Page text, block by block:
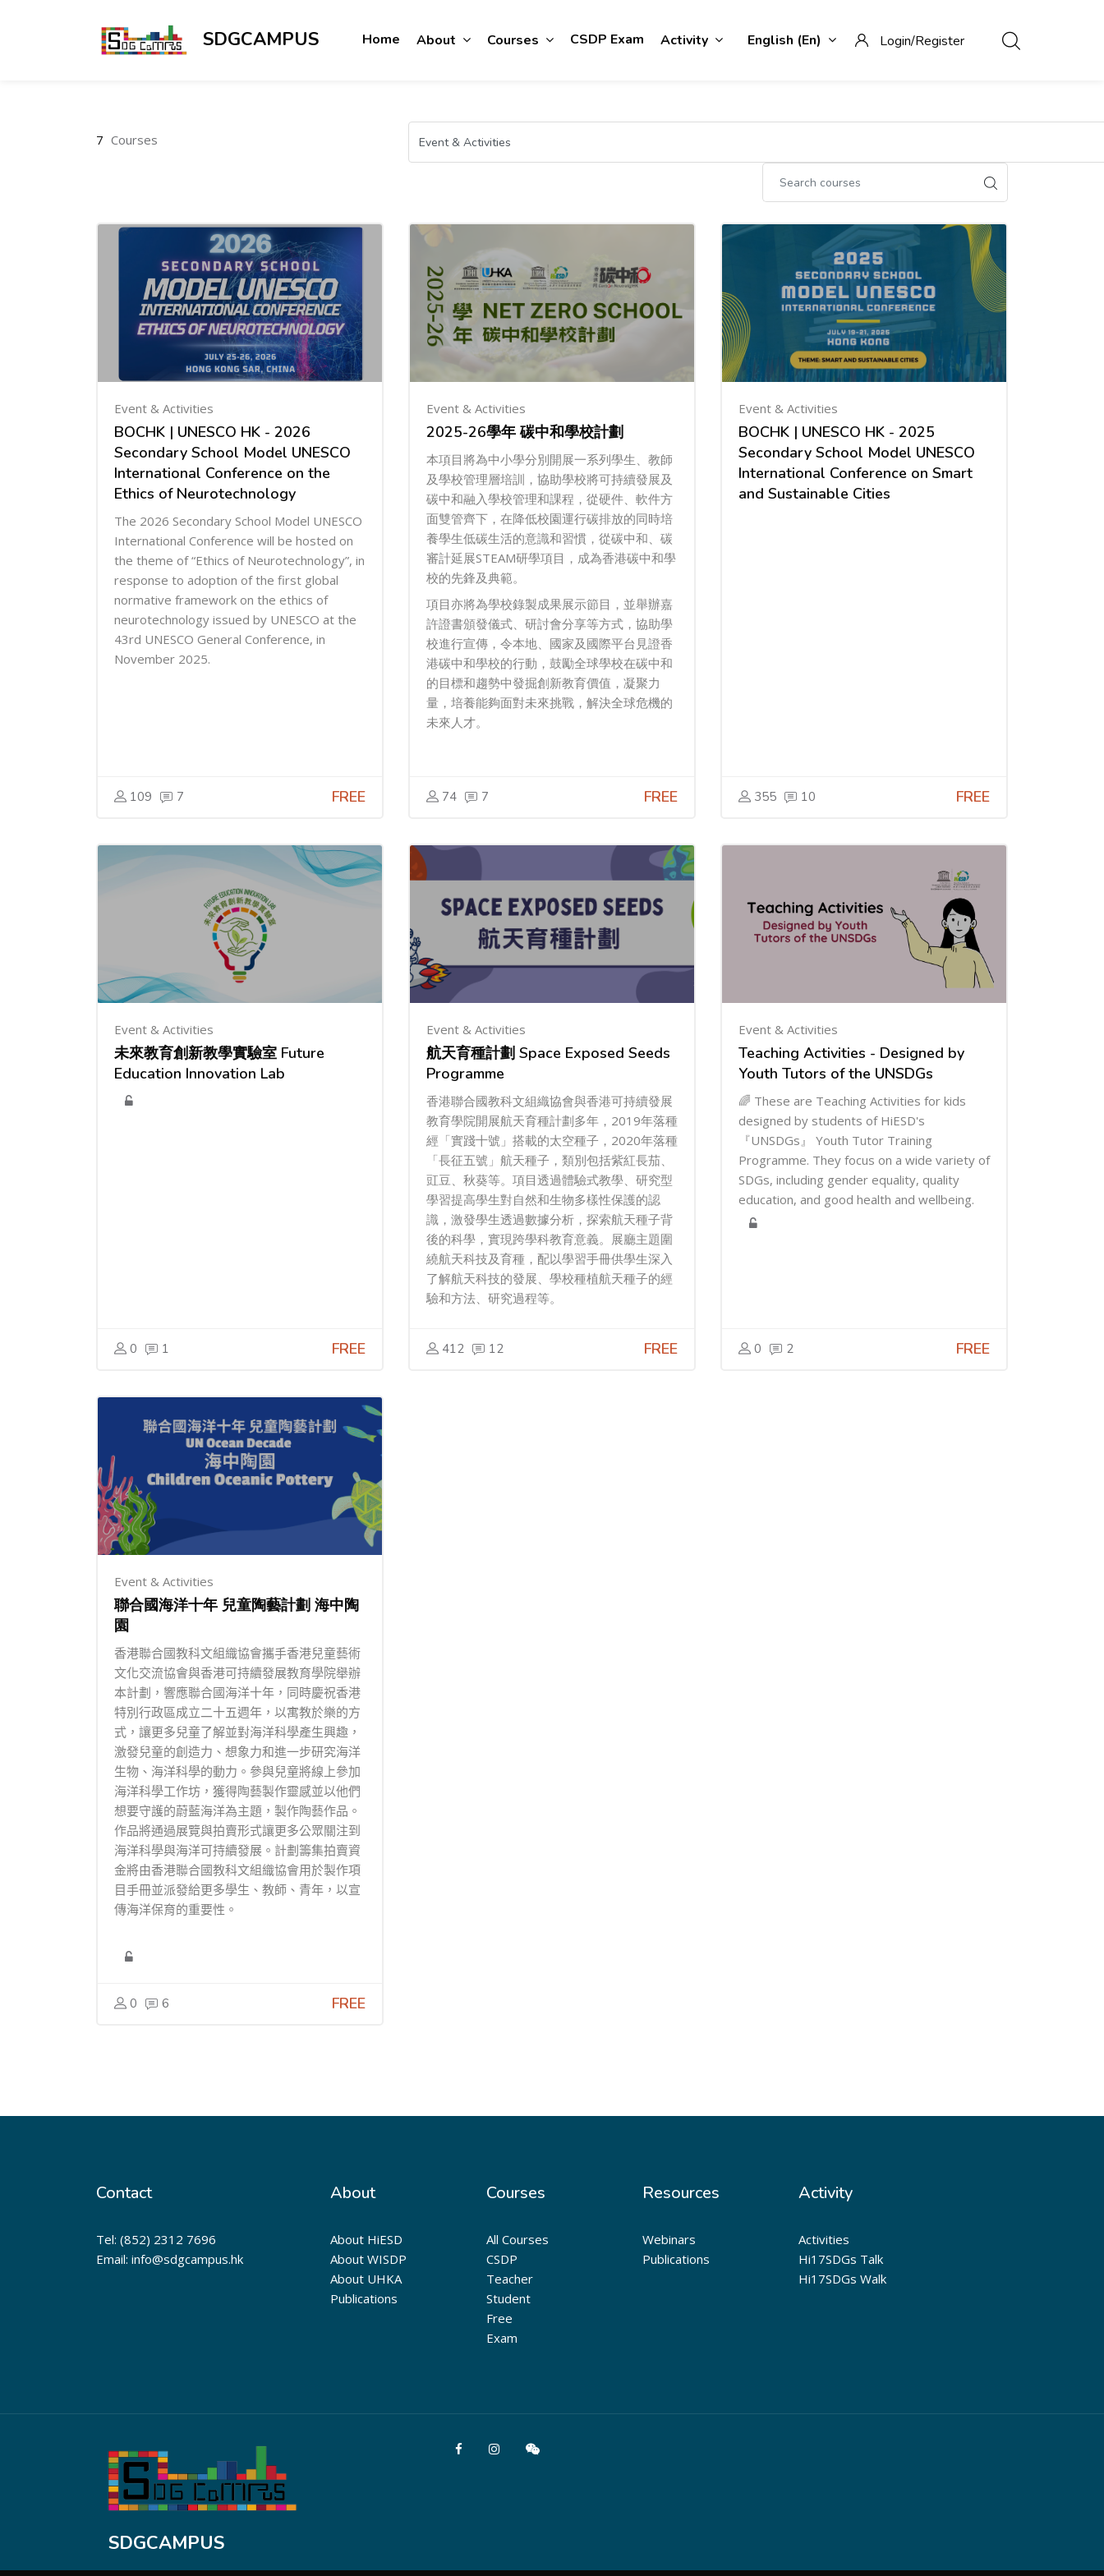
SDGCAMPUS Login/Register
English ‎(en)‎
Activity
CSDP Exam
Courses
About
Home
7 Courses
Event & Activities
BOCHK | UNESCO HK - 2026
Secondary School Model UNESCO
International Conference on the
Ethics of Neurotechnology
The 2026 Secondary School Model UNESCO
International Conference will be hosted on
the theme of “Ethics of Neurotechnology”, in
response to adoption of the first global
normative framework on the ethics of
neurotechnology issued by UNESCO at the
43rd UNESCO General Conference, in
November 2025.
109 7 FREE
Event & Activities
2025-26學年 碳中和學校計劃
本項目將為中小學分別開展一系列學生、教師
及學校管理層培訓，協助學校將可持續發展及
碳中和融入學校管理和課程，從硬件、軟件方
面雙管齊下，在降低校園運行碳排放的同時培
養學生低碳生活的意識和習慣，從碳中和、碳
審計延展STEAM研學項目，成為香港碳中和學
校的先鋒及典範。
項目亦將為學校錄製成果展示節目，並舉辦嘉
許證書頒發儀式、研討會分享等方式，協助學
校進行宣傳，令本地、國家及國際平台見證香
港碳中和學校的行動，鼓勵全球學校在碳中和
的目標和趨勢中發掘創新教育價值，凝聚力
量，培養能夠面對未來挑戰，解決全球危機的
未來人才。
74 7 FREE
Event & Activities
BOCHK | UNESCO HK - 2025
Secondary School Model UNESCO
International Conference on Smart
and Sustainable Cities
355 10 FREE
Event & Activities
未來教育創新教學實驗室 Future
Education Innovation Lab
0 1 FREE
Event & Activities
航天育種計劃 Space Exposed Seeds
Programme
香港聯合國教科文組織協會與香港可持續發展
教育學院開展航天育種計劃多年，2019年落種
經「實踐十號」搭載的太空種子，2020年落種
「長征五號」航天種子，類別包括紫紅長茄、
豇豆、秋葵等。項目透過體驗式教學、研究型
學習提高學生對自然和生物多樣性保護的認
識，激發學生透過數據分析，探索航天種子背
後的科學，實現跨學科教育意義。展廳主題圍
繞航天科技及育種，配以學習手冊供學生深入
了解航天科技的發展、學校種植航天種子的經
驗和方法、研究過程等。
412 12 FREE
Event & Activities
Teaching Activities - Designed by
Youth Tutors of the UNSDGs
🌈 These are Teaching Activities for kids
designed by students of HiESD's
『UNSDGs』 Youth Tutor Training
Programme. They focus on a wide variety of
SDGs, including gender equality, quality
education, and good health and wellbeing.
0 2 FREE
Event & Activities
聯合國海洋十年 兒童陶藝計劃 海中陶
園
香港聯合國教科文組織協會攜手香港兒童藝術
文化交流協會與香港可持續發展教育學院舉辦
本計劃，響應聯合國海洋十年，同時慶祝香港
特別行政區成立二十五週年，以寓教於樂的方
式，讓更多兒童了解並對海洋科學產生興趣，
激發兒童的創造力、想象力和進一步研究海洋
生物、海洋科學的動力。參與兒童將線上參加
海洋科學工作坊，獲得陶藝製作靈感並以他們
想要守護的蔚藍海洋為主題，製作陶藝作品。
作品將通過展覽與拍賣形式讓更多公眾關注到
海洋科學與海洋可持續發展。計劃籌集拍賣資
金將由香港聯合國教科文組織協會用於製作項
目手冊並派發給更多學生、教師、青年，以宣
傳海洋保育的重要性。
0 6 FREE
Contact
Tel: (852) 2312 7696
Email: info@sdgcampus.hk
About
About HiESD
About WISDP
About UHKA
Publications
Courses
All Courses
CSDP
Teacher
Student
Free
Exam
Resources
Webinars
Publications
Activity
Activities
Hi17SDGs Talk
Hi17SDGs Walk
SDGCAMPUS